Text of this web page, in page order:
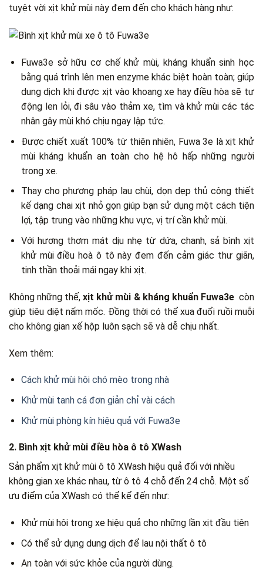
tuyệt vời xịt khử mùi này đem đến cho khách hàng như:
Fuwa3e sở hữu cơ chế khử mùi, kháng khuẩn sinh học
bằng quá trình lên men enzyme khác biệt hoàn toàn; giúp
dung dịch khi được xịt vào khoang xe hay điều hòa sẽ tự
động len lỏi, đi sâu vào thảm xe, tìm và khử mùi các tác
nhân gây mùi khó chịu ngay lập tức.
Được chiết xuất 100% từ thiên nhiên, Fuwa 3e là xịt khử
mùi kháng khuẩn an toàn cho hệ hô hấp những người
trong xe.
Thay cho phương pháp lau chùi, dọn dẹp thủ công thiết
kế dạng chai xịt nhỏ gọn giúp bạn sử dụng một cách tiện
lợi, tập trung vào những khu vực, vị trí cần khử mùi.
Với hương thơm mát dịu nhẹ từ dứa, chanh, sảbình xịt
khử mùi điều hoà ô tônày đem đến cảm giác thư giãn,
tinh thần thoải mái ngay khi xịt.
Không những thế,xịt khử mùi & kháng khuẩn Fuwa3ecòn
giúp tiêu diệt nấm mốc. Đồng thời có thể xua đuổi ruồi muỗi
cho không gian xế hộp luôn sạch sẽ và dễ chịu nhất.
Xem thêm:
Cách khử mùi hôi chó mèo trong nhà
Khử mùi tanh cá đơn giản chỉ vài cách
Khử mùi phòng kín hiệu quả với Fuwa3e
2. Bình xịt khử mùi điều hòa ô tô XWash
Sản phẩm xịt khử mùi ô tô XWash hiệu quả đối với nhiều
không gian xe khác nhau, từ ô tô 4 chỗ đến 24 chỗ. Một số
ưu điểm của XWash có thể kể đến như:
Khử mùi hôi trong xe hiệu quả cho những lần xịt đầu tiên
Có thể sử dụng dung dịch để lau nội thất ô tô
An toàn với sức khỏe của người dùng.